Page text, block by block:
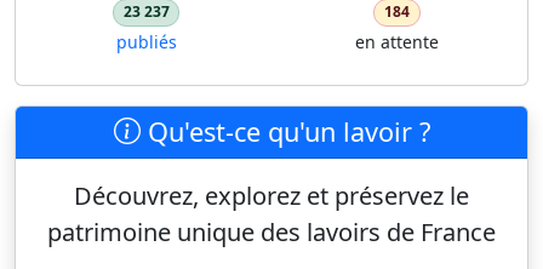
23 237
publiés
184
en attente
Qu'est-ce qu'un lavoir ?
Découvrez, explorez et préservez le
patrimoine unique des lavoirs de France